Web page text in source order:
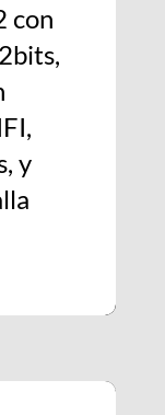
con
y